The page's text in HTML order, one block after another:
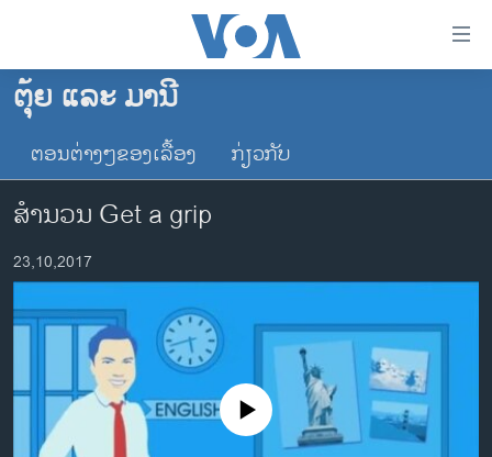
ເຂົ້າ
ຫາ
ຂ້າມ
ຂ້າມ
ໄປ
ຫາ
ຊອກ
ຄົ້ນ
ໂຮມເພຈ
ລາວ
ອາເມຣິກາ
ການເລືອກຕັ້ງ ປະທານາທີບໍດີ ສະຫະລັດ 2024
ຂ່າວ​ຈີນ
ໂລກ
ອິດສະຫຼະພາບດ້ານການຂ່າວ
ຊີວິດຊາວລາວ
ຕຸ້ຍ ແລະ ມານີ
ຕອນຕ່າງໆຂອງເລື້ອງ ກ່ຽວກັບ
ສຳນວນ Get a grip
23,10,2017
No media source currently available